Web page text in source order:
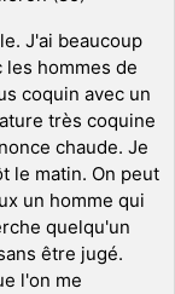
J'ai beaucoup
hommes de
coquin avec un
très coquine
chaude. Je
le matin. On peut
un homme qui
quelqu'un
être jugé.
l'on me